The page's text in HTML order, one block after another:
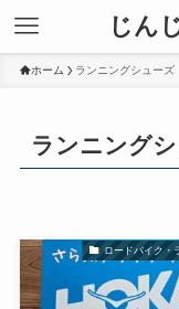
じん
ホーム ランニングシューズ
ランニング
ロードバイク・